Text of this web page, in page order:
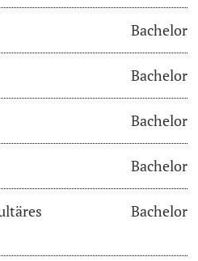
Bachelor
Bachelor
Bachelor
Bachelor
Bachelor